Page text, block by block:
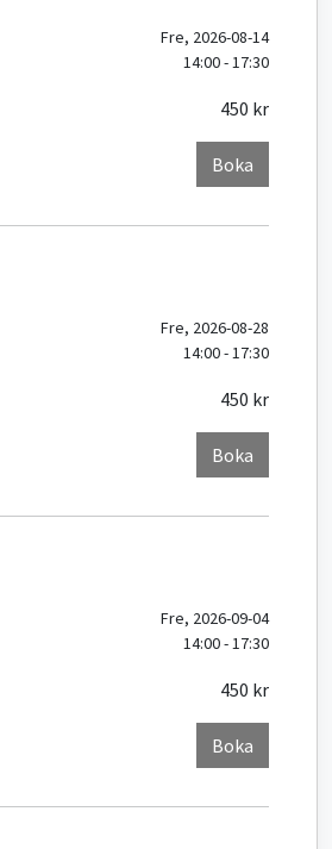
Fre, 2026-08-14
14:00 - 17:30
450 kr
Boka
Fre, 2026-08-28
14:00 - 17:30
450 kr
Boka
Fre, 2026-09-04
14:00 - 17:30
450 kr
Boka